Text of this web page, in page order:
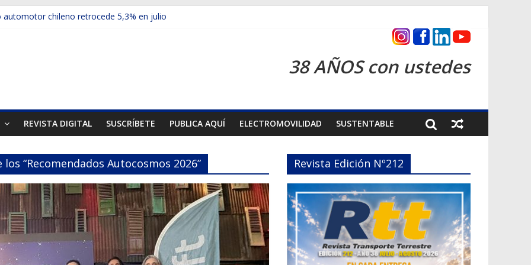
automotor chileno retrocede 5,3% en julio
presentó la recién estrenada Bolden en la Expo Compras Públicas 2026
mercado internacional en lanzar la nueva Maxus T70
38 AÑOS con ustedes
REVISTA DIGITAL SUSCRÍBETE PUBLICA AQUÍ ELECTROMOVILIDAD SUSTENTABLE
“Recomendados Autocosmos 2026” Revista Edición Nº212